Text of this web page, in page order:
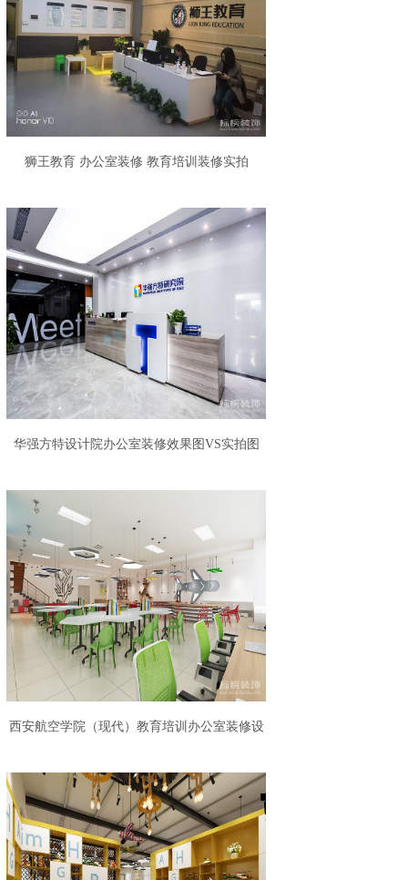
狮王教育 办公室装修 教育培训装修实拍
华强方特设计院办公室装修效果图VS实拍图
西安航空学院（现代）教育培训办公室装修设
计